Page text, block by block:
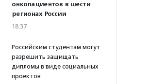
онкопациентов в шести
регионах России
18:37
Российским студентам могут
разрешить защищать
дипломы в виде социальных
проектов